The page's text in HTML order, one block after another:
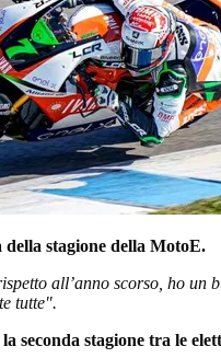
stagione della MotoE.
all’anno scorso, ho un
tutte".
seconda stagione tra le